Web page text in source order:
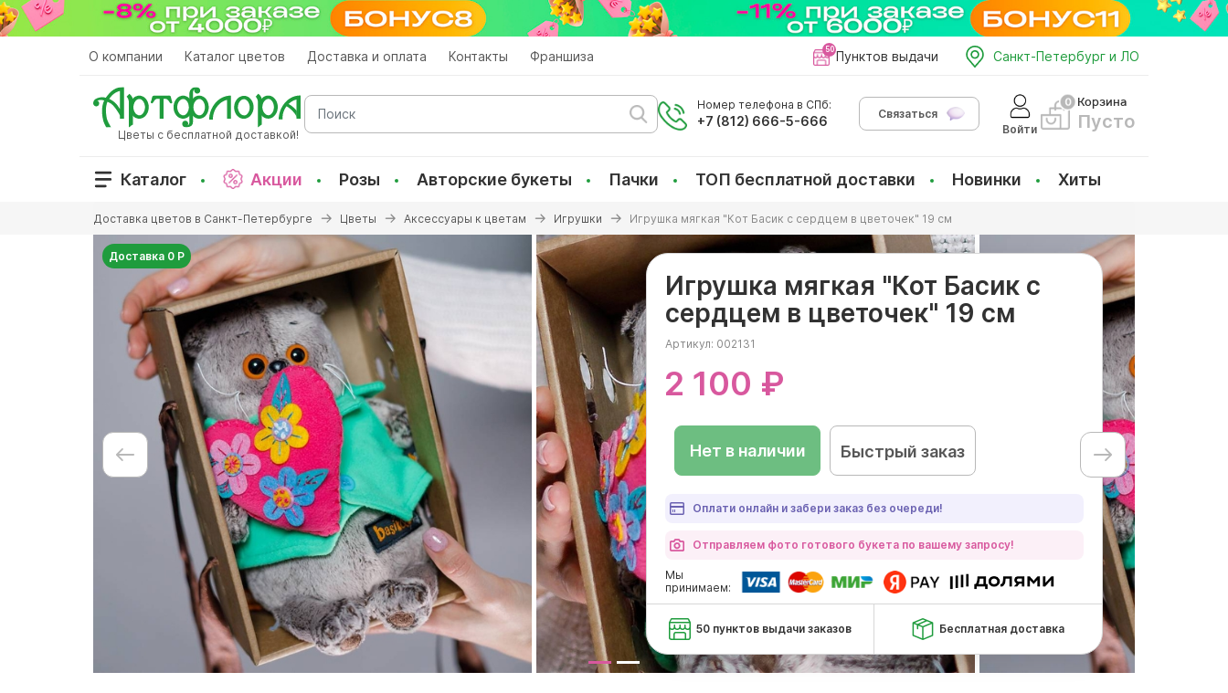
Перейти
к
О компании Каталог цветов Доставка и оплата Контакты Франшиза Пунктов выдачи Санкт-Петербург и ЛО
Цветы с бесплатной доставкой!
Поиск
Номер телефона в СПб:
+7 (812) 666-5-666
Связаться
Войти
Корзина
Пусто
Каталог Акции Розы Авторские букеты Пачки ТОП бесплатной доставки Новинки Хиты
здесь
Доставка цветов в Санкт-Петербурге Цветы Аксессуары к цветам Игрушки Игрушка мягкая "Кот Басик с сердцем в цветочек" 19 см
Доставка 0 Р
Игрушка мягкая "Кот Басик с
сердцем в цветочек" 19 см
Артикул: 002131
2 100 ₽
Нет в наличии Быстрый заказ
Оплати онлайн и забери заказ без очереди!
Отправляем фото готового букета по вашему запросу!
Мы
принимаем:
50 пунктов выдачи заказов Бесплатная доставка